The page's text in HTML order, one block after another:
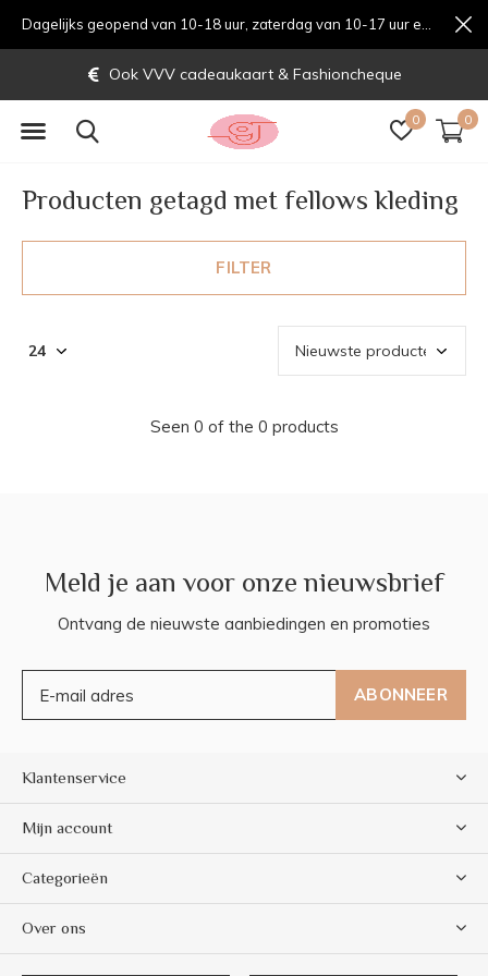
0 0
Ook VVV cadeaukaart & Fashioncheque
Producten getagd met fellows kleding
FILTER
Seen 0 of the 0 products
Meld je aan voor onze nieuwsbrief
Ontvang de nieuwste aanbiedingen en promoties
ABONNEER
Klantenservice
Mijn account
Categorieën
Over ons